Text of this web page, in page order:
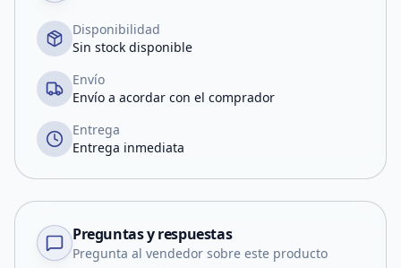
Disponibilidad
Sin stock disponible
Envío
Envío a acordar con el comprador
Entrega
Entrega inmediata
Preguntas y respuestas
Pregunta al vendedor sobre este producto